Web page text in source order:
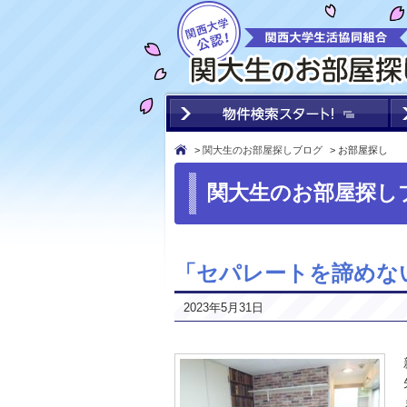
> 関大生のお部屋探しブログ > お部屋探し
関大生のお部屋探し
「セパレートを諦め
2023年5月31日